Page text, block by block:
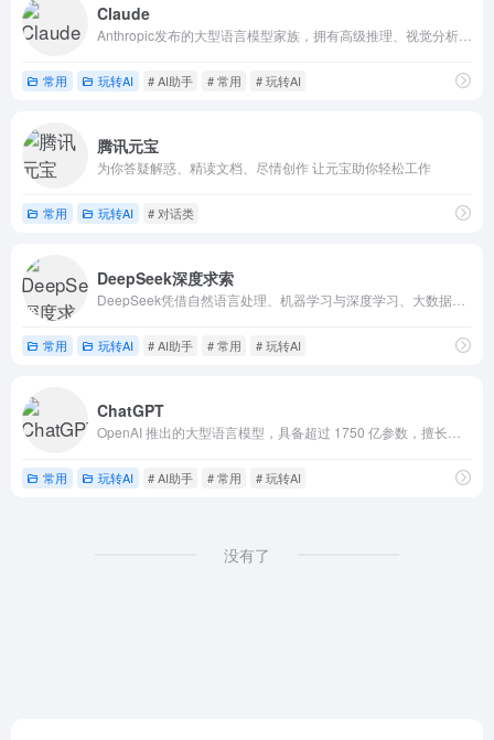
Claude
常用 玩转AI # AI助手 # 常用 # 玩转AI
腾讯元宝
为你答疑解惑、精读文档、尽情创作 让元宝助你轻松工作
常用 玩转AI # 对话类
DeepSeek深度求索
常用 玩转AI # AI助手 # 常用 # 玩转AI
ChatGPT
常用 玩转AI # AI助手 # 常用 # 玩转AI
没有了